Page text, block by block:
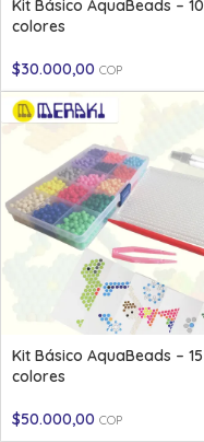
Kit Básico AquaBeads – 10
colores
$30.000,00 COP
Kit Básico AquaBeads – 15
colores
$50.000,00 COP